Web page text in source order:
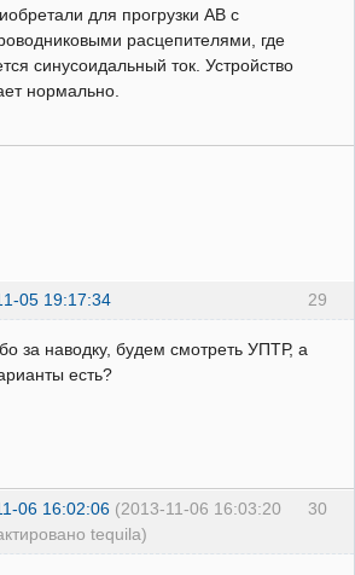
для прогрузки АВ с
расцепителями, где
синусоидальный ток. Устройство
нормально.
29
05 19:17:34
за наводку, будем смотреть УПТР, а
есть?
30
06 16:02:06 (2013-11-06 16:03:20
tequila)